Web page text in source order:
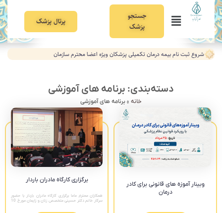
جستجو
پزشک
پرتال پزشک
شروع ثبت نام بیمه درمان تکمیلی پزشکان ویژه اعضا محترم سازمان
دسته‌بندی: برنامه های آموزشی
خانه »برنامه های آموزشی
وبینار آموزه های قانونی برای کادر
درمان
برگزاری کارگاه مادران باردار
همکاران محترم ماما برگزاری کارگاه مادران باردار با حضور
سرکار خانم دکتر حسینی متخصص زنان و زایمان مورخ 10